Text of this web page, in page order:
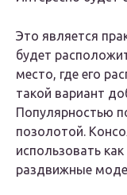
Это является
будет
место, где его
такой вариант
Популярностью
позолотой.
использовать
раздвижные